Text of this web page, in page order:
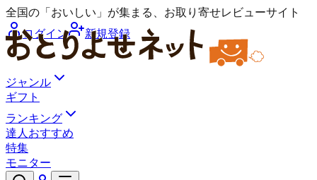
全国の「おいしい」が集まる、お取り寄せレビューサイト
ログイン
新規登録
ジャンル
ギフト
ランキング
達人おすすめ
特集
モニター